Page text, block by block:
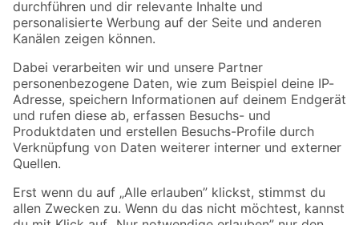
Folge uns
Zahlungsarten Versandarten
Sicher einkaufen